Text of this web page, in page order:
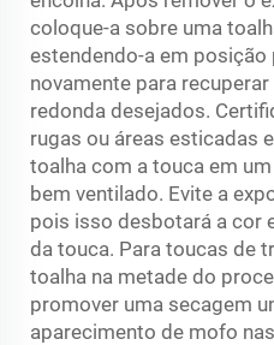
coloque-a sobre uma
estendendo-a em posição
novamente para
redonda desejados.
rugas ou áreas esticadas
toalha com a touca em
bem ventilado. Evite a
pois isso desbotará a cor
da touca. Para toucas de
toalha na metade do
promover uma secagem
aparecimento de mofo